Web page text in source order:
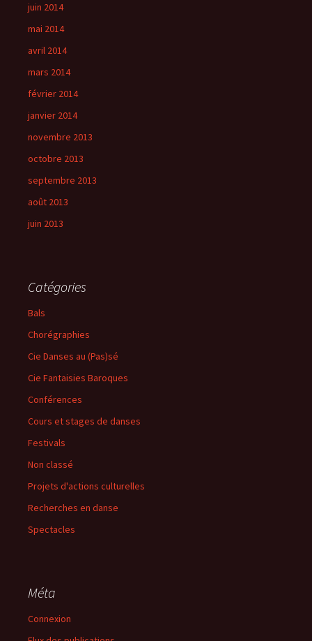
juin 2014
mai 2014
avril 2014
mars 2014
février 2014
janvier 2014
novembre 2013
octobre 2013
septembre 2013
août 2013
juin 2013
Catégories
Bals
Chorégraphies
Cie Danses au (Pas)sé
Cie Fantaisies Baroques
Conférences
Cours et stages de danses
Festivals
Non classé
Projets d'actions culturelles
Recherches en danse
Spectacles
Méta
Connexion